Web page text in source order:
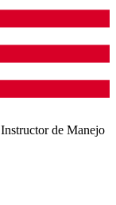
Instructor de Manejo